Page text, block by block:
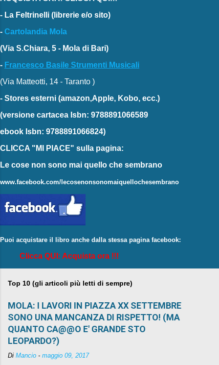
- La Feltrinelli (librerie e/o sito)
- Cartolandia Mola
(Via S.Chiara, 5 - Mola di Bari)
- Francesco Basile Strumenti Musicali
(Via Matteotti, 14 - Taranto )
- Stores esterni (amazon,Apple, Kobo, ecc.)
(versione cartacea Isbn: 9788891066589
ebook Isbn: 9788891066824)
CLICCA "MI PIACE" sulla pagina:
Le cose non sono mai quello che sembrano
www.facebook.com/lecosenonsonomaiquellochesembrano
Puoi acquistare il libro anche dalla stessa pagina facebook:
Clicca QUI: Acquista ora !!!
Top 10 (gli articoli più letti di sempre)
MOLA: I LAVORI IN PIAZZA XX SETTEMBRE
SONO UNA MANCANZA DI RISPETTO! (MA
QUANTO CA@@O E' GRANDE STO
LEOPARDO?)
Di Mancio - maggio 09, 2017